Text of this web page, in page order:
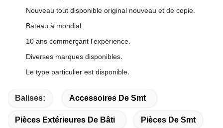
Nouveau tout disponible original nouveau et de copie.
Bateau à mondial.
10 ans commerçant l'expérience.
Diverses marques disponibles.
Le type particulier est disponible.
Balises: Accessoires De Smt
Pièces Extérieures De Bâti Pièces De Smt